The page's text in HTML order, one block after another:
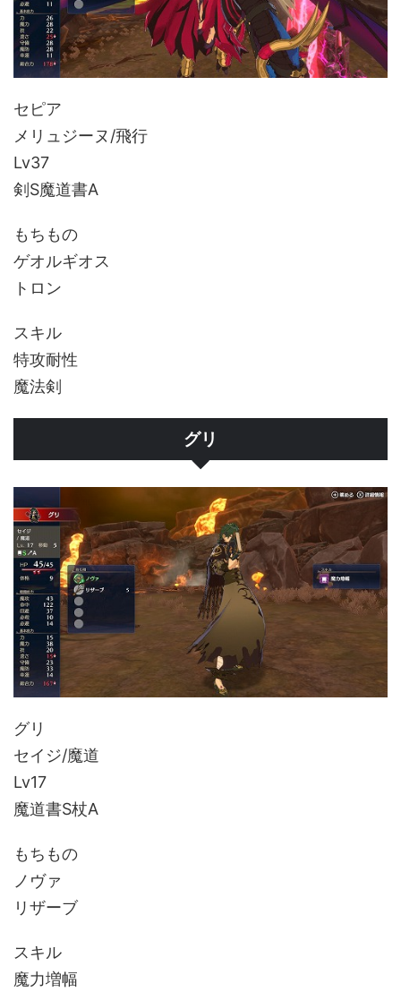
セピア
メリュジーヌ/飛行
Lv37
剣S魔道書A
もちもの
ゲオルギオス
トロン
スキル
特攻耐性
魔法剣
グリ
グリ
セイジ/魔道
Lv17
魔道書S杖A
もちもの
ノヴァ
リザーブ
スキル
魔力増幅